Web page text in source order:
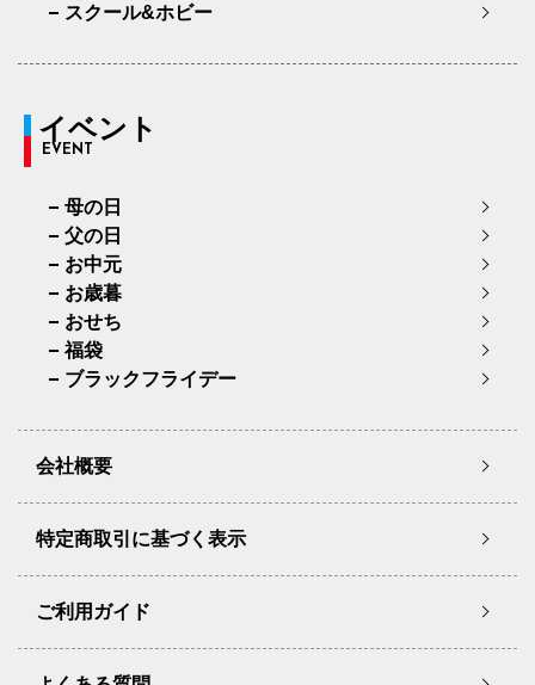
スクール&ホビー
イベント
EVENT
母の日
父の日
お中元
お歳暮
おせち
福袋
ブラックフライデー
会社概要
特定商取引に基づく表示
ご利用ガイド